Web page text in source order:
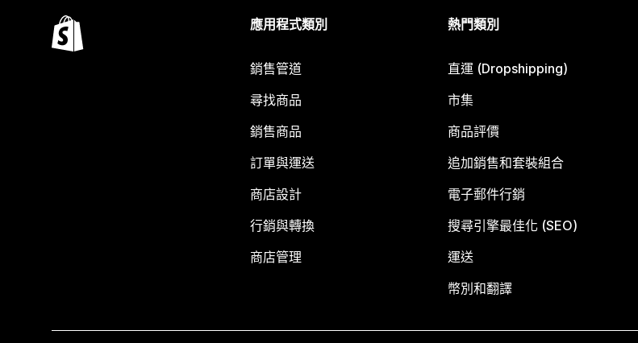
應用程式類別
銷售管道
尋找商品
銷售商品
訂單與運送
商店設計
行銷與轉換
商店管理
熱門類別
直運 (Dropshipping)
市集
商品評價
追加銷售和套裝組合
電子郵件行銷
搜尋引擎最佳化 (SEO)
運送
幣別和翻譯